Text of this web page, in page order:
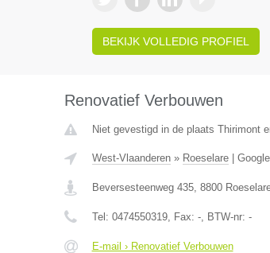
BEKIJK VOLLEDIG PROFIEL
Renovatief Verbouwen
Niet gevestigd in de plaats Thirimont
West-Vlaanderen» Roeselare|
Beversesteenweg 435, 8800
Tel: 0474550319, Fax: -, BTW-nr: -
E-mail › Renovatief Verbouwen